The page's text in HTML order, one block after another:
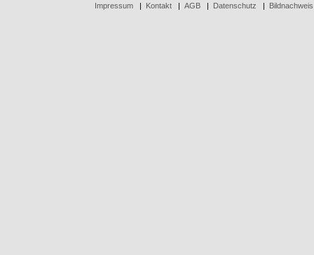
Impressum| Kontakt| AGB| Datenschutz Bildnachweis